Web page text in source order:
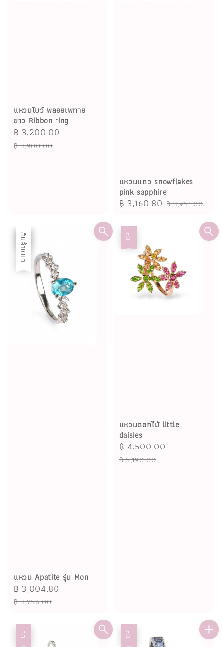
แหวนโบว์ พลอยเพทาย
ขาว Ribbon ring
Sale
price
฿ 3,200.00
฿ 3,900.00
แหวนแถว snowflakes
pink sapphire
Sale
฿ 3,160.80 Regular
฿ 3,951.00
ลด
สินค้าหมด
แหวน Apatite รุ่น Mon
Sale
price
฿ 3,004.80
฿ 3,756.00
ลด
แหวนดอกไม้ little
daisies
Sale
price
฿ 4,500.00
฿ 5,190.00
ลด ลด